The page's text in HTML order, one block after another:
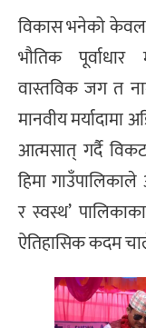
विकास भनेको
भौतिक
वास्तविक जग त
मानवीय मर्यादामा
आत्मसात् गर्दै
हिमा
र स्वस्थ’
ऐतिहासिक कदम